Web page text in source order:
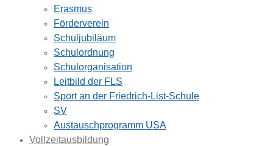
Erasmus
Förderverein
Schuljubiläum
Schulordnung
Schulorganisation
Leitbild der FLS
Sport an der Friedrich-List-Schule
SV
Austauschprogramm USA
Vollzeitausbildung